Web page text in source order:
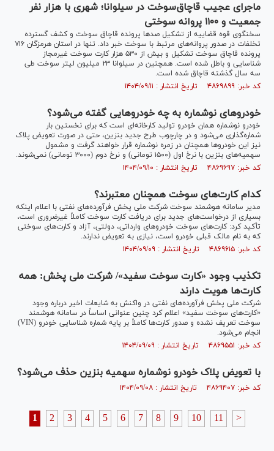
ماجرای عجیب قاچاق‌سوخت در سیلوانا؛ شهری با هزار نفر
جمعیت و ۱۱۰۰ پروانه سوختی
سخنگوی قوه قضاییه از تشکیل صد‌ها پرونده قاچاق سوخت و کشف گسترده
تخلفات در صدور پروانه‌های مرتبط با سوخت خبر داد. تنها در استان هرمزگان ۷۱۶
پرونده قاچاق سوخت تشکیل و بیش از ۵۳۰ هزار کارت سوخت غیرمجاز
شناسایی و باطل شده است. همچنین در سیلوانا ۲۳ میلیون لیتر سوخت طی
سه سال گذشته قاچاق شده است.
کد خبر: ۴۸۶۹۸۹۹ تاریخ انتشار : ۱۴۰۴/۰۹/۱۱
خودرو‌های نوشماره به چه خودرو‌هایی گفته می‌شود؟
خودرو نوشماره همان خودرو تولید کارخانه‌ای است که برای نخستین بار
شماره‌گذاری می‌شود و در چارچوب طرح جدید بنزین، حتی در صورت تعویض پلاک
نیز این خودرو‌ها همچنان در زمره نوشماره قرار خواهند گرفت و مشمول
سهمیه‌های بنزین با نرخ اول (۱۵۰۰ تومانی) و نرخ دوم (۳۰۰۰ تومانی) نمی‌شوند.
کد خبر: ۴۸۶۹۶۹۷ تاریخ انتشار : ۱۴۰۴/۰۹/۱۰
کدام کارت‌های سوخت همچنان معتبرند؟
مدیر سامانه هوشمند سوخت شرکت ملی پخش فرآورده‌های نفتی با اعلام اینکه
بسیاری از درخواست‌های جدید برای دریافت کارت سوخت کاملاً غیرضروری است،
تأکید کرد: کارت‌های سوخت خودروهای وارداتی، دولتی، آزاد و کارت‌های سوختی
که به نام مالک قبلی خودرو است، نیازی به تعویض ندارند.
کد خبر: ۴۸۶۹۶۱۵ تاریخ انتشار : ۱۴۰۴/۰۹/۰۹
تکذیب وجود «کارت سوخت سفید»/ شرکت ملی پخش: همه
کارت‌ها هویت دارند
شرکت ملی پخش فرآورده‌های نفتی در واکنش به شایعات اخیر درباره وجود
«کارت‌های سوخت سفید» اعلام کرد چنین عنوانی اساساً در سامانه هوشمند
سوخت تعریف نشده و صدور کارت‌ها کاملاً بر پایه شماره شناسایی خودرو (VIN)
انجام می‌شود.
کد خبر: ۴۸۶۹۵۵۱ تاریخ انتشار : ۱۴۰۴/۰۹/۰۹
با تعویض پلاک خودرو نوشماره سهمیه بنزین حذف می‌شود؟
کد خبر: ۴۸۶۹۴۰۷ تاریخ انتشار : ۱۴۰۴/۰۹/۰۸
1 2 3 4 5 6 7 8 9 10 11 >